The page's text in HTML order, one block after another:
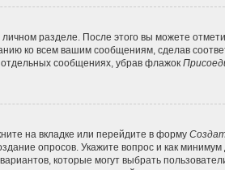
разделе. После этого вы можете
ко всем вашим сообщениям, сделав
сообщениях, убрав флажок
на вкладке или перейдите в форму
опросов. Укажите вопрос и как
которые могут выбрать